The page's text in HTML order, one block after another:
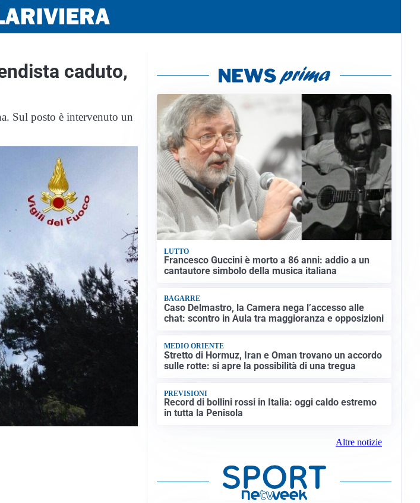
caduto,
Sul posto è intervenuto un
LUTTO
Francesco Guccini è morto a 86 anni: addio a un
cantautore simbolo della musica italiana
BAGARRE
Caso Delmastro, la Camera nega l’accesso alle
chat: scontro in Aula tra maggioranza e opposizioni
MEDIO ORIENTE
Stretto di Hormuz, Iran e Oman trovano un accordo
sulle rotte: si apre la possibilità di una tregua
PREVISIONI
Record di bollini rossi in Italia: oggi caldo estremo
in tutta la Penisola
Altre notizie